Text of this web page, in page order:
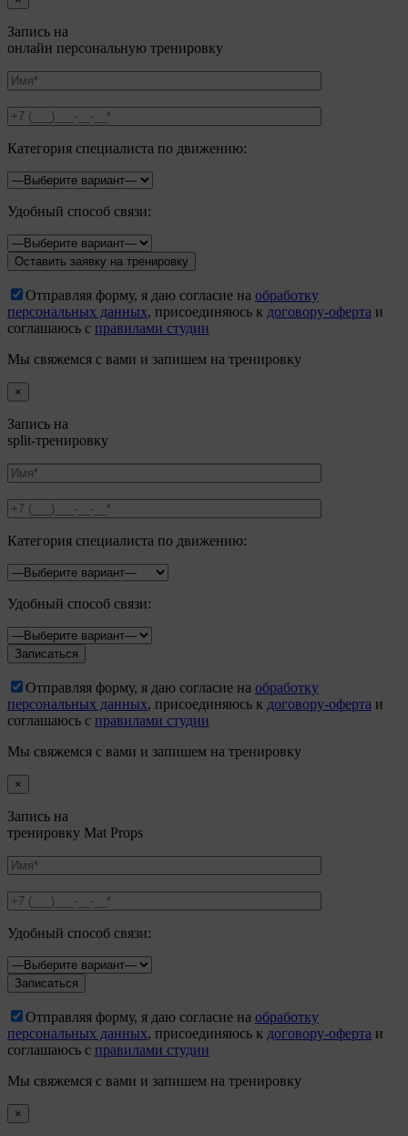
Запись на
онлайн персональную тренировку
Категория специалиста по движению:
Удобный способ связи:
Отправляя форму, я даю согласие на обработку
персональных данных, присоединяюсь к договору-оферта и
соглашаюсь с правилами студии
Мы свяжемся с вами и запишем на тренировку
×
Запись на
split-тренировку
Категория специалиста по движению:
Удобный способ связи:
Отправляя форму, я даю согласие на обработку
персональных данных, присоединяюсь к договору-оферта и
соглашаюсь с правилами студии
Мы свяжемся с вами и запишем на тренировку
×
Запись на
тренировку Mat Props
Удобный способ связи:
Отправляя форму, я даю согласие на обработку
персональных данных, присоединяюсь к договору-оферта и
соглашаюсь с правилами студии
Мы свяжемся с вами и запишем на тренировку
×